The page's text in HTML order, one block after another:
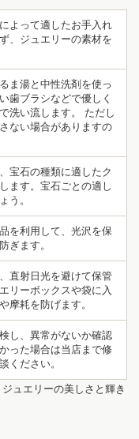
よって適したお手入れ
、ジュエリーの素材を
ま湯と中性洗剤を使っ
歯ブラシなどで優しく
洗い流します。 ただし
ない場合がありますの
宝石の種類に適したク
ます。宝石ごとの適し
う。
を利用して、光沢を保
ぎます。
直射日光を避けて保管
リーボックスや袋に入
摩耗を防げます。
し、異常がないか確認
った場合は当店まで修
ください。
ュエリーの美しさと輝き